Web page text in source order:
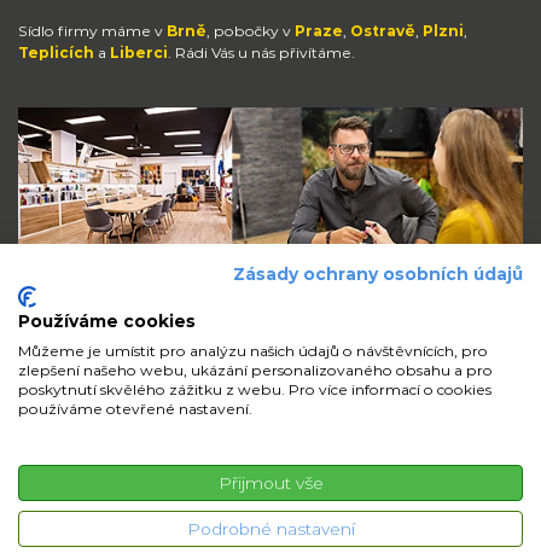
Sídlo firmy máme v Brně , pobočky v Praze Ostravě Plzni
Teplicích a Liberci . Rádi Vás u nás přivítáme.
Zůstaňte s námi v kontaktu
volejte
© 2026 iMi Partner, a.s. | Všechna práva vyhrazena
Zásady ochrany osobních údajů
Používáme cookies
Můžeme je umístit pro analýzu našich údajů o návštěvnících, pro
zlepšení našeho webu, ukázání personalizovaného obsahu a pro
poskytnutí skvělého zážitku z webu. Pro více informací o cookies
používáme otevřené nastavení.
Přijmout vše
Podrobné nastavení